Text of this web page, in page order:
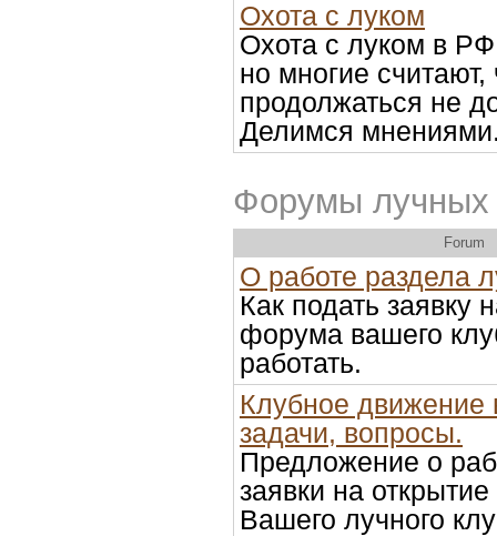
Охота с луком
Охота с луком в
но многие считают,
продолжаться не
Делимся
Форумы лучных
Forum
О работе раздела
Как подать заявку
форума вашего
работать.
Клубное
задачи, вопросы.
Предложение о
заявки на
Вашего лучного